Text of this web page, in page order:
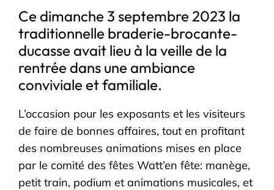
Ce dimanche 3 septembre 2023 la
traditionnelle braderie-brocante-
ducasse avait lieu à la veille de la
rentrée dans une ambiance
conviviale et familiale.
L’occasion pour les exposants et les visiteurs
de faire de bonnes affaires, tout en profitant
des nombreuses animations mises en place
par le comité des fêtes Watt’en fête: manège,
petit train, podium et animations musicales, et